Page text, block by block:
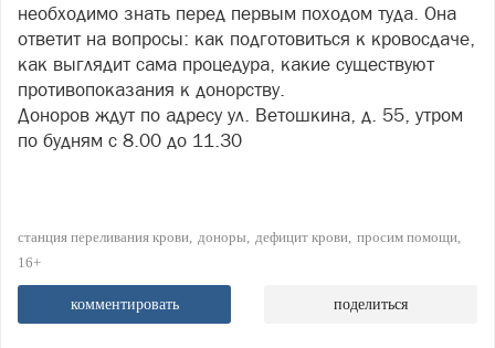
необходимо знать перед первым походом туда. Она
ответит на вопросы: как подготовиться к кровосдаче,
как выглядит сама процедура, какие существуют
противопоказания к донорству.
Доноров ждут по адресу ул. Ветошкина, д. 55, утром
по будням с 8.00 до 11.30
станция переливания крови доноры дефицит крови просим помощи
16+
комментировать поделиться